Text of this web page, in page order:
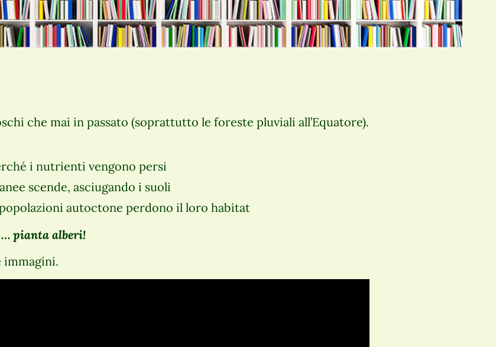
che mai in passato (soprattutto le foreste pluviali all’Equatore).
i nutrienti vengono persi
scende, asciugando i suoli
autoctone perdono il loro habitat
pianta alberi!
immagini.